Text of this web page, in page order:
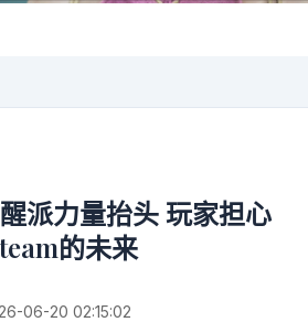
派力量抬头 玩家担心
的未来
06-20 02:15:02